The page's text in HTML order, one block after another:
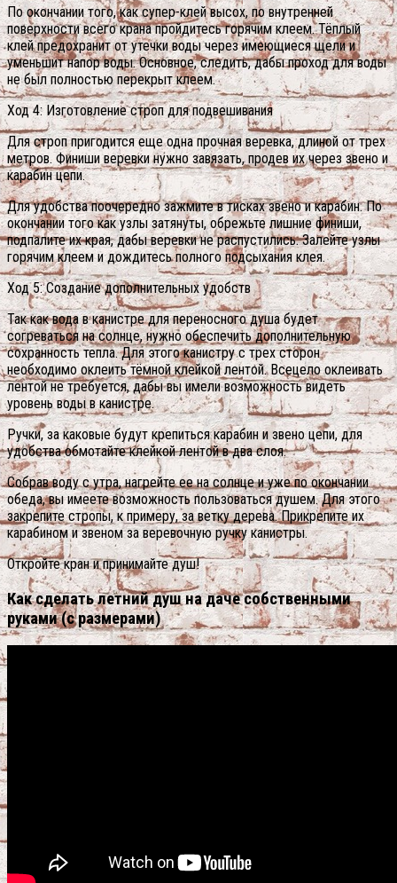
По окончании того, как супер-клей высох, по внутренней
поверхности всего крана пройдитесь горячим клеем. Тёплый
клей предохранит от утечки воды через имеющиеся щели и
уменьшит напор воды.Основное, следить, дабы проход для воды
не был полностью перекрыт клеем.
Ход 4: Изготовление строп для подвешивания
Для строп пригодится еще одна прочная веревка, длиной от трех
метров. Финиши веревки нужно завязать, продев их через звено и
карабин цепи.
Для удобства поочередно зажмите в тисках звено и карабин. По
окончании того как узлы затянуты, обрежьте лишние финиши,
подпалите их края, дабы веревки не распустились. Залейте узлы
горячим клеем и дождитесь полного подсыхания клея.
Ход 5: Создание дополнительных удобств
Так как вода в канистре для переносного душа будет
согреваться на солнце, нужно обеспечить дополнительную
сохранность тепла. Для этого канистру с трех сторон
необходимо оклеить тёмной клейкой лентой. Всецело оклеивать
лентой не требуется, дабы вы имели возможность видеть
уровень воды в канистре.
Ручки, за каковые будут крепиться карабин и звено цепи, для
удобства обмотайте клейкой лентой в два слоя.
Собрав воду с утра, нагрейте ее на солнце и уже по окончании
обеда, вы имеете возможность пользоваться душем. Для этого
закрепите стропы, к примеру, за ветку дерева. Прикрепите их
карабином и звеном за веревочную ручку канистры.
Откройте кран и принимайте душ!
Как сделать летний душ на даче собственными
руками (с размерами)